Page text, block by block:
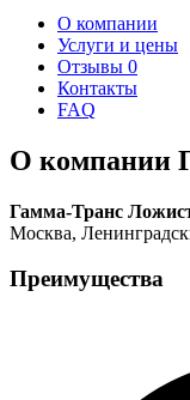
О компании
Услуги и цены
Отзывы 0
Контакты
FAQ
О компании
Гамма-Транс
Москва,
Преимущества